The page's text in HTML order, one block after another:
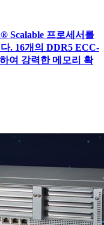
Scalable 프로세서를
. 16개의 DDR5 ECC-
여 강력한 메모리 확